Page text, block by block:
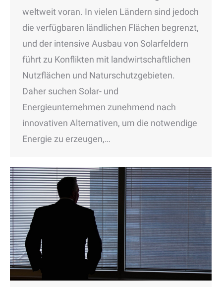
weltweit voran. In vielen Ländern sind jedoch
die verfügbaren ländlichen Flächen begrenzt,
und der intensive Ausbau von Solarfeldern
führt zu Konflikten mit landwirtschaftlichen
Nutzflächen und Naturschutzgebieten.
Daher suchen Solar- und
Energieunternehmen zunehmend nach
innovativen Alternativen, um die notwendige
Energie zu erzeugen,…